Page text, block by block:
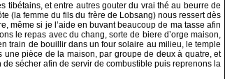
tibétains, et entre autres gouter du vrai thé au beurre de
(la femme du fils du frère de Lobsang) nous ressert dès
même si je l’aide en buvant beaucoup de ma tasse afin
le repas avec du chang, sorte de biere d’orge maison,
train de bouillir dans un four solaire au milieu, le temple
pièce de la maison, par groupe de deux à quatre, et
sécher afin de servir de combustible puis reprenons la